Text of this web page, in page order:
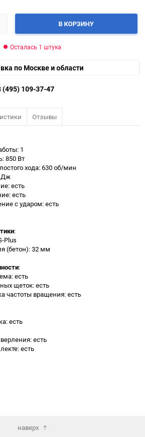
В КОРЗИНУ
Осталась 1 штука
по Москве и области
(495) 109-37-47
Отзывы
1
850 Вт
хода: 630 об/мин
Дж
есть
есть
с ударом: есть
:
Plus
(бетон): 32 мм
:
есть
щеток: есть
частоты вращения: есть
есть
есть
есть
наверх